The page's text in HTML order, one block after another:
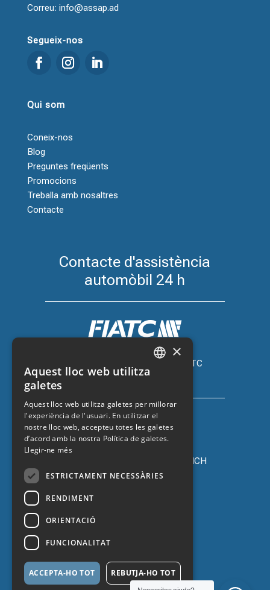
Correu: info@assap.ad
Segueix-nos
Qui som
Coneix-nos
Blog
Preguntes freqüents
Promocions
Treballa amb nosaltres
Contacte
Contacte d'assistència
automòbil 24 h
Assegurança de cotxe amb FIATC
+34 918 66 98 06
Assegurança de cotxe amb ZURICH
+34 932 67 10 40
Protecció de dades
ENGLISH
FRENCH
×
Aquest lloc web utilitza
galetes
Aquest lloc web utilitza galetes per millorar
l'experiència de l'usuari. En utilitzar el
nostre lloc web, accepteu totes les galetes
d’acord amb la nostra Política de galetes.
Llegir-ne més
ESTRICTAMENT NECESSÀRIES
RENDIMENT
ORIENTACIÓ
FUNCIONALITAT
ACCEPTA-HO TOT REBUTJA-HO TOT